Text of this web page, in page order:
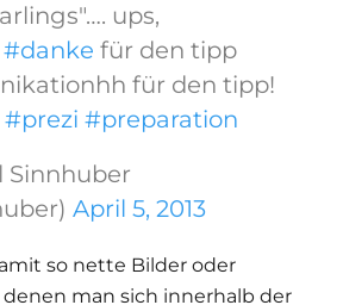
ups,
#danke für den tipp
für den tipp!
#prezi #preparation
April 5, 2013
so nette Bilder oder
man sich innerhalb der